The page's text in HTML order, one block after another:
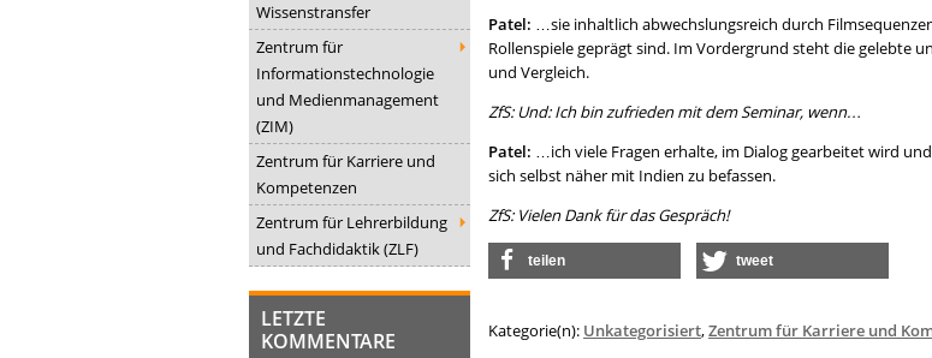
Wissenstransfer
Zentrum für
Informationstechnologie
und Medienmanagement
(ZIM)
Zentrum für Karriere und
Kompetenzen
Zentrum für Lehrerbildung
und Fachdidaktik (ZLF)
LETZTE
KOMMENTARE
Patel: …sie inhaltlich abwechslungsreich durch
Rollenspiele geprägt sind. Im Vordergrund steht die gelebte
und Vergleich.
ZfS: Und: Ich bin zufrieden mit dem Seminar, wenn…
Patel: …ich viele Fragen erhalte, im Dialog gearbeitet wird
sich selbst näher mit Indien zu befassen.
ZfS: Vielen Dank für das Gespräch!
teilen tweet
Kategorie(n): Unkategorisiert,Zentrum für Karriere und